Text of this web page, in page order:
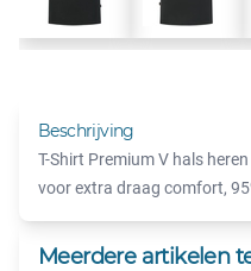
Beschrijving
T-Shirt Premium V hals
voor extra draag comfort,
Meerdere artikelen